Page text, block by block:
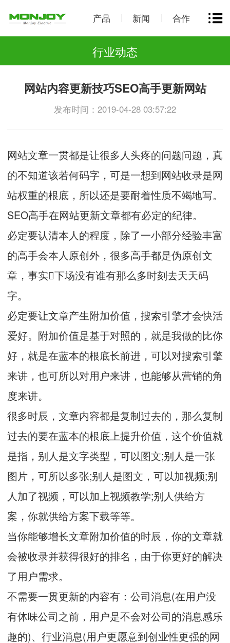
产品 新闻 合作
行业动态
网站内容更新技巧SEO高手更新网站
发布时间：2019-04-28 03:57:22
网站文章一贯都是让很多人头疼的问题问题，真
的不知道该若何码字，可是一想到网站收录是网
站权重的根底，所以还是要耐着性质不竭地写。
SEO高手在网站更新文章都有必定的纪律。
必定要认清本人的程度，除了一小部分经验丰富
的高手会本人原创外，很多高手都是伪原创文
章，事实下场没有谁有那么多时刻去天天码
字。
必定要让文章产生附加价值，搜索引擎才会快活
爱好。附加价值是基于对照的，就是我做的比你
好，就是在蓝本的根底长前进，可以对搜索引擎
来讲，也可所以对用户来讲，也能够从营销的角
度来讲。
很多时辰，文章内容都是复制过去的，那么复制
过去的要在蓝本的根底上提升价值，这个价值就
是指，别人是文字类型，可以图文;别人是一张
图片，可所以多张;别人是图文，可以加视频;别
人加了视频，可以加上视频教学;别人供给方
案，你就供给方案下载等等。
当你能够增长文章附加价值的时辰，你的文章就
会被收录并获得很好的排名，由于你更好的解决
了用户需求。
不需要一贯更新的内容有：公司消息(在用户没
有体味公司之前，用户是不会对公司的消息感乐
趣的)、行业消息(用户更愿意到创业性更强的网